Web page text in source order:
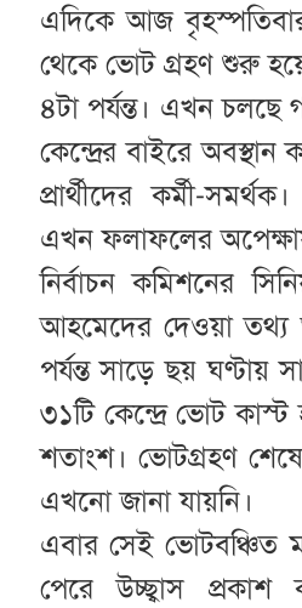
এদিকে আজ
থেকে ভোট গ্রহণ শুরু
৪টা পর্যন্ত। এখন চলছে
কেন্দ্রের বাইরে অবস্থান
প্রার্থীদের কর্মী-
এখন ফলাফলের
নির্বাচন কমিশনের
আহমেদের দেওয়া তথ্য
পর্যন্ত সাড়ে ছয় ঘণ্টায়
৩১টি কেন্দ্রে ভোট
শতাংশ। ভোটগ্রহণ
এখনো জানা যায়নি।
এবার সেই ভোটবঞ্চিত
পেরে উচ্ছ্বাস প্রকাশ